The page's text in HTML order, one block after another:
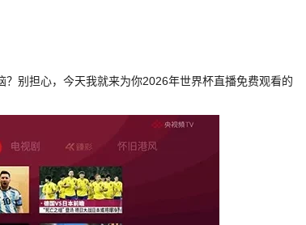
别担心，今天我就来为你2026年世界杯直播免费观看的